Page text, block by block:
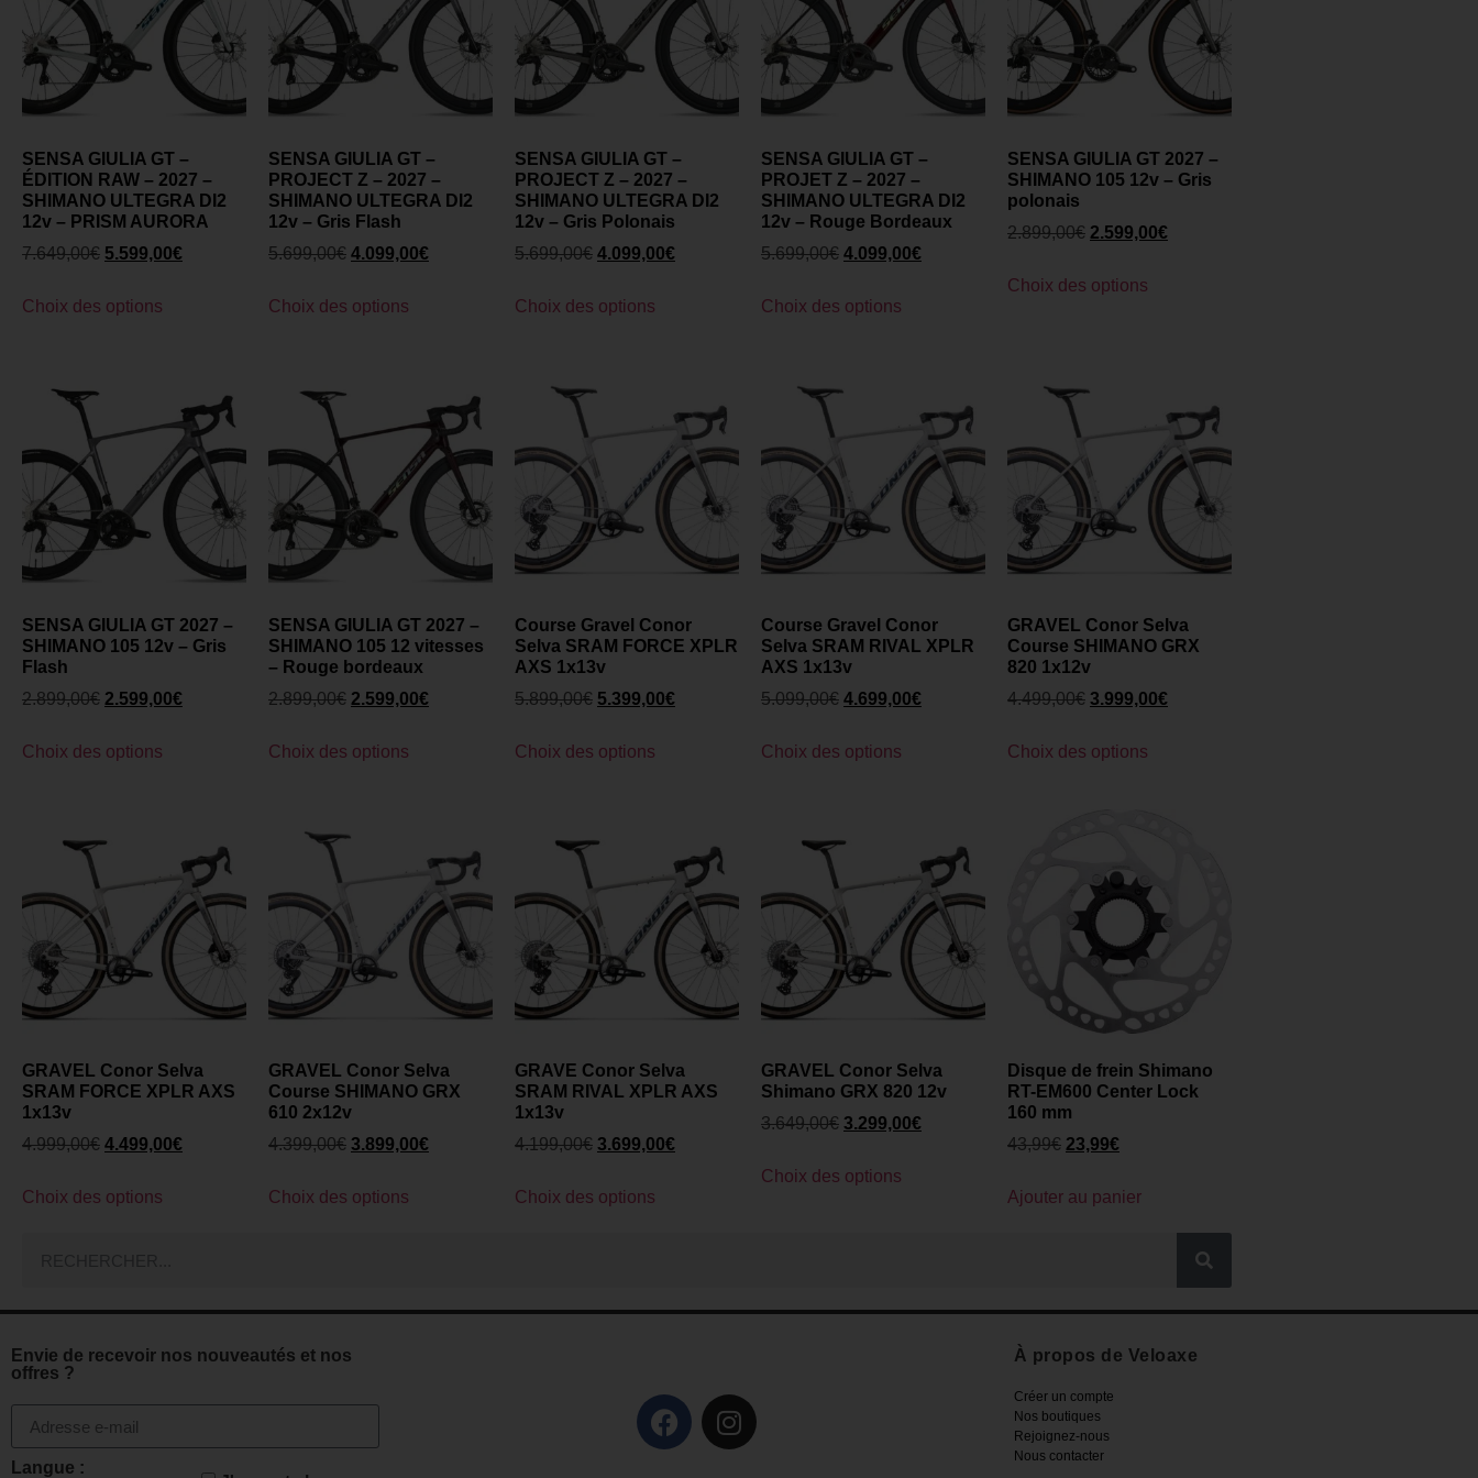
SENSA GIULIA GT –
ÉDITION RAW – 2027 –
SHIMANO ULTEGRA DI2
12v – PRISM AURORA
7.649,00€ 5.599,00€
Choix des options
SENSA GIULIA GT –
PROJECT Z – 2027 –
SHIMANO ULTEGRA DI2
12v – Gris Flash
5.699,00€ 4.099,00€
Choix des options
SENSA GIULIA GT –
PROJECT Z – 2027 –
SHIMANO ULTEGRA DI2
12v – Gris Polonais
5.699,00€ 4.099,00€
Choix des options
SENSA GIULIA GT –
PROJET Z – 2027 –
SHIMANO ULTEGRA DI2
12v – Rouge Bordeaux
5.699,00€ 4.099,00€
Choix des options
SENSA GIULIA GT 2027 –
SHIMANO 105 12v – Gris
polonais
2.899,00€ 2.599,00€
Choix des options
SENSA GIULIA GT 2027 –
SHIMANO 105 12v – Gris
Flash
2.899,00€ 2.599,00€
Choix des options
SENSA GIULIA GT 2027 –
SHIMANO 105 12 vitesses
– Rouge bordeaux
2.899,00€ 2.599,00€
Choix des options
Course Gravel Conor
Selva SRAM FORCE XPLR
AXS 1x13v
5.899,00€ 5.399,00€
Choix des options
Course Gravel Conor
Selva SRAM RIVAL XPLR
AXS 1x13v
5.099,00€ 4.699,00€
Choix des options
GRAVEL Conor Selva
Course SHIMANO GRX
820 1x12v
4.499,00€ 3.999,00€
Choix des options
GRAVEL Conor Selva
SRAM FORCE XPLR AXS
1x13v
4.999,00€ 4.499,00€
Choix des options
GRAVEL Conor Selva
Course SHIMANO GRX
610 2x12v
4.399,00€ 3.899,00€
Choix des options
GRAVE Conor Selva
SRAM RIVAL XPLR AXS
1x13v
4.199,00€ 3.699,00€
Choix des options
GRAVEL Conor Selva
Shimano GRX 820 12v
3.649,00€ 3.299,00€
Choix des options
Disque de frein Shimano
RT-EM600 Center Lock
160 mm
43,99€ 23,99€
Ajouter au panier
Envie de recevoir nos nouveautés et nos
offres ?
Langue :
À propos de Veloaxe
Créer un compte
Nos boutiques
Rejoignez-nous
Nous contacter